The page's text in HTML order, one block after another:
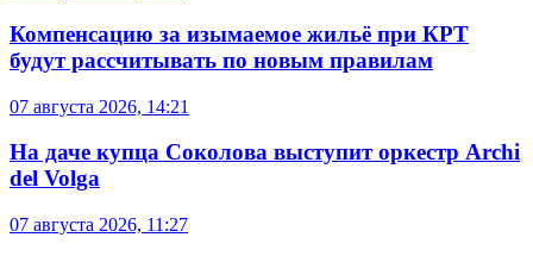
Компенсацию за изымаемое жильё при КРТ
будут рассчитывать по новым правилам
07 августа 2026, 14:21
На даче купца Соколова выступит оркестр Archi
del Volga
07 августа 2026, 11:27